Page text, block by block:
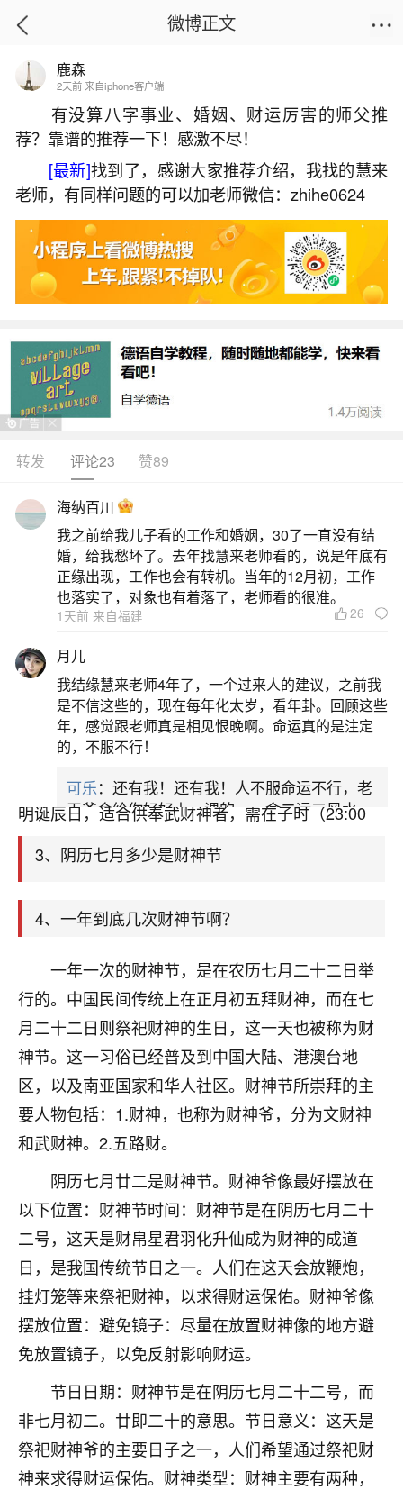
首页
七月初几是财神节？
2026-06-03 17:24:01 29 8 赞
生活中像七月初几是财神节？都是很常见的问
题，但是小问题不注意可能会引起大麻烦，下面就
这个问题给大家做一些解读：
1、财神哪个时间
由于你没说清具体想问的是财神节还是财神诞
辰，我分两种情况为你介绍：一、财神节的时间我
国不同地区习俗有差异，普遍将农历七月二十二作
则以正月初五作为财神节，人们会通过放鞭炮、吃
饺子的方式迎接财神。二、财神的诞辰时间文财神
比干的诞辰为农历四月初四，武财神赵公明的诞辰
为农历三月十五。
2、财神节供奉什么时间最好
农历七月二十二（财神节）：增福财神李诡祖
诞辰日，需在当日供奉丰盛祭品（如三牲、水果、
糕点）并燃放鞭炮，可结合店铺开市仪式祈求全年
财运。农历三月十五（武财神圣诞）：武财神赵公
明诞辰日，适合供奉武财神者，需在子时（23:00
3、阴历七月多少是财神节
4、一年到底几次财神节啊？
一年一次的财神节，是在农历七月二十二日举
行的。中国民间传统上在正月初五拜财神，而在七
月二十二日则祭祀财神的生日，这一天也被称为财
神节。这一习俗已经普及到中国大陆、港澳台地
区，以及南亚国家和华人社区。财神节所崇拜的主
要人物包括：1.财神，也称为财神爷，分为文财神
和武财神。2.五路财。
阴历七月廿二是财神节。财神爷像最好摆放在
以下位置：财神节时间：财神节是在阴历七月二十
二号，这天是财帛星君羽化升仙成为财神的成道
日，是我国传统节日之一。人们在这天会放鞭炮，
挂灯笼等来祭祀财神，以求得财运保佑。财神爷像
摆放位置：避免镜子：尽量在放置财神像的地方避
免放置镜子，以免反射影响财运。
节日日期：财神节是在阴历七月二十二号，而
非七月初二。廿即二十的意思。节日意义：这天是
祭祀财神爷的主要日子之一，人们希望通过祭祀财
神来求得财运保佑。财神类型：财神主要有两种，
微博正文
鹿森
2天前 来自iphone客户端
有没算八字事业、婚姻、财运厉害的师父推
荐？靠谱的推荐一下！感激不尽！
[最新]找到了，感谢大家推荐介绍，我找的慧来
老师，有同样问题的可以加老师微信：zhihe0624
转发 评论23 赞89
海纳百川
我之前给我儿子看的工作和婚姻，30了一直没有结
婚，给我愁坏了。去年找慧来老师看的，说是年底有
正缘出现，工作也会有转机。当年的12月初，工作
也落实了，对象也有着落了，老师看的很准。
1天前 来自福建 26
月儿
我结缘慧来老师4年了，一个过来人的建议，之前我
是不信这些的，现在每年化太岁，看年卦。回顾这些
年，感觉跟老师真是相见恨晚啊。命运真的是注定
的，不服不行！
可乐：还有我！还有我！人不服命运不行，老
天爷会给你好好上一课的。一命二运三风水，
平安是福：我也是每年找老师化太岁，看年
17分钟前 来自湖北
我是做餐饮的，这两年，生意屡屡受挫，店开一家关
一家，要么生意不好，生意好的就出事。前些年攒的
家底快败光了，真是倒霉！我也想找人看看到底怎么
回事？
鹿森：你可以找老师看看，人有时不服命不行
啊！
太阳当空赵 ：我也做餐饮的，生意不算大，但
是我从找店开始都是找慧来老师跟进的，选
址、风水、还有开业日子，哪哪都看了，虽然
大环境不好，但是我家生意还可以，前几天又
刚找老师做了补财库，希望财运更好一点！
2小时前 来自海南 18
梦醒时分
我女儿高二叛逆，大半年不上学，一说她就要死要活
的，把我们两口子愁的不行，朋友给我推荐的慧来老
师，一开始我是病急乱投医，这半年来，法事一个个
做完，我女儿跟变了个人一样，不期望她能考多好的
大学，只要能安安稳稳的把书读了，身体心理都健健
康康的我就很知足了！
鹿森：可怜天下父母心啊！